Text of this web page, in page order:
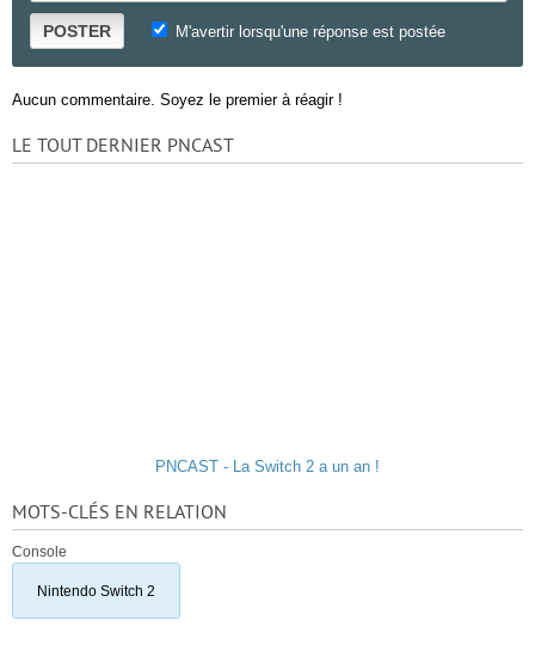
POSTER M'avertir lorsqu'une réponse est postée
Aucun commentaire. Soyez le premier à réagir !
LE TOUT DERNIER PNCAST
PNCAST - La Switch 2 a un an !
MOTS-CLÉS EN RELATION
Console
Nintendo Switch 2